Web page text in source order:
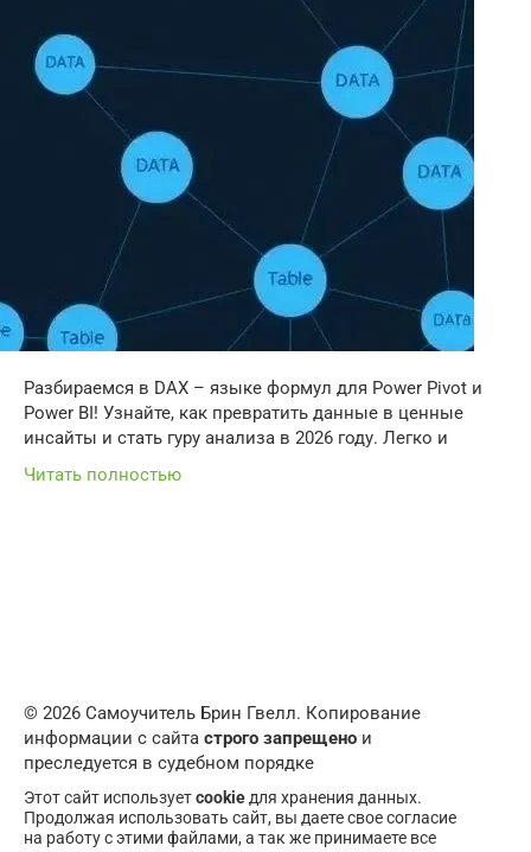
Разбираемся в DAX – языке формул для Power Pivot и
Power BI! Узнайте, как превратить данные в ценные
инсайты и стать гуру анализа в 2026 году. Легко и
Читать полностью
© 2026 Самоучитель Брин Гвелл. Копирование
информации с сайта строго запрещено и
преследуется в судебном порядке
Этот сайт используетcookie для хранения данных.
Продолжая использовать сайт, вы даете свое согласие
на работу с этими файлами, а так же принимаете все